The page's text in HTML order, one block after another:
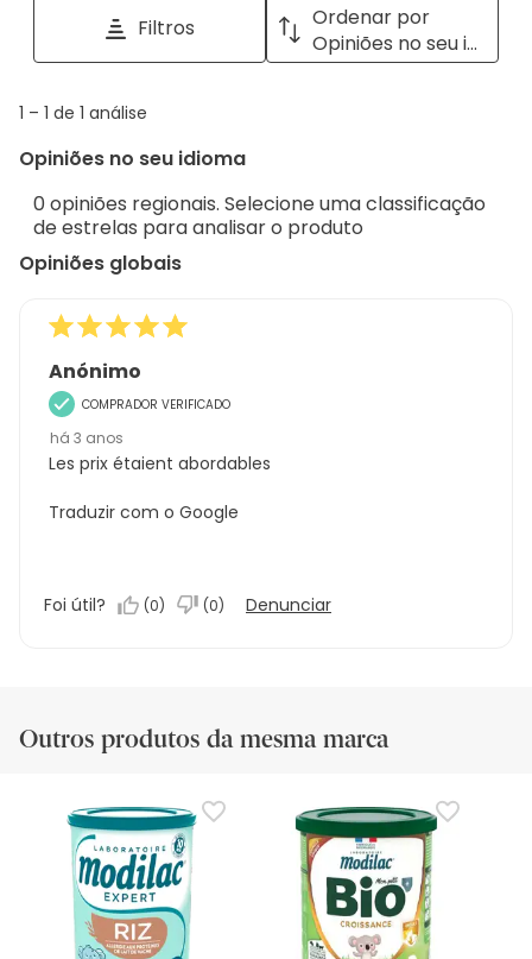
a
with
Filtros
Ordenar por
Opiniões no seu idioma
1
1
análise
1 – 1 de 1 análise
Opiniões no seu idioma
0 opiniões regionais. Selecione uma classificação
de estrelas para analisar o produto
Opiniões globais
Anónimo
COMPRADOR VERIFICADO
há 3 anos
Les prix étaient abordables
Traduzir com o Google
Foi útil? (0) (0) Denunciar
Outros produtos da mesma marca